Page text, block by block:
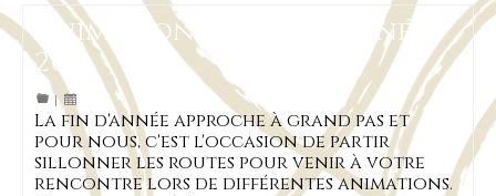
Animations de fin d’année
2021
|
La fin d'année approche à grand pas et
pour nous, c'est l'occasion de partir
sillonner les routes pour venir à votre
rencontre lors de différentes animations.